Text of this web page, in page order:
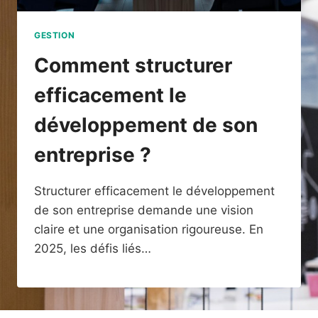
GESTION
Comment structurer
efficacement le
développement de son
entreprise ?
Structurer efficacement le développement
de son entreprise demande une vision
claire et une organisation rigoureuse. En
2025, les défis liés…